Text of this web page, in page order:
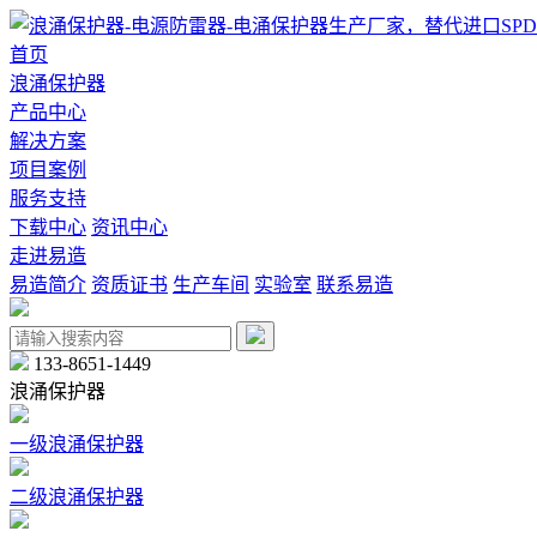
首页
浪涌保护器
产品中心
解决方案
项目案例
服务支持
下载中心 资讯中心
走进易造
易造简介 资质证书 生产车间 实验室 联系易造
133-8651-1449
浪涌保护器
一级浪涌保护器
二级浪涌保护器